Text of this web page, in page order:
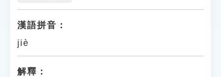
漢語拼音：
jiè
解釋：